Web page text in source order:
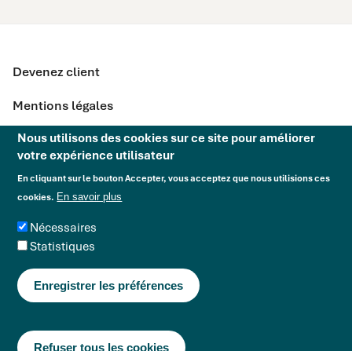
Nous utilisons des cookies sur ce site pour améliorer
votre expérience utilisateur
En cliquant sur le bouton Accepter, vous acceptez que nous utilisions ces
cookies. En savoir plus
Nécessaires
Statistiques
Enregistrer les préférences
Refuser tous les cookies
Devenez client
Mentions légales
Politique de confidentialité
Déclaration d'accessibilité
Ethic'call
Excercer vos droits RGPD
Politique cookies
d'éco-conception
B